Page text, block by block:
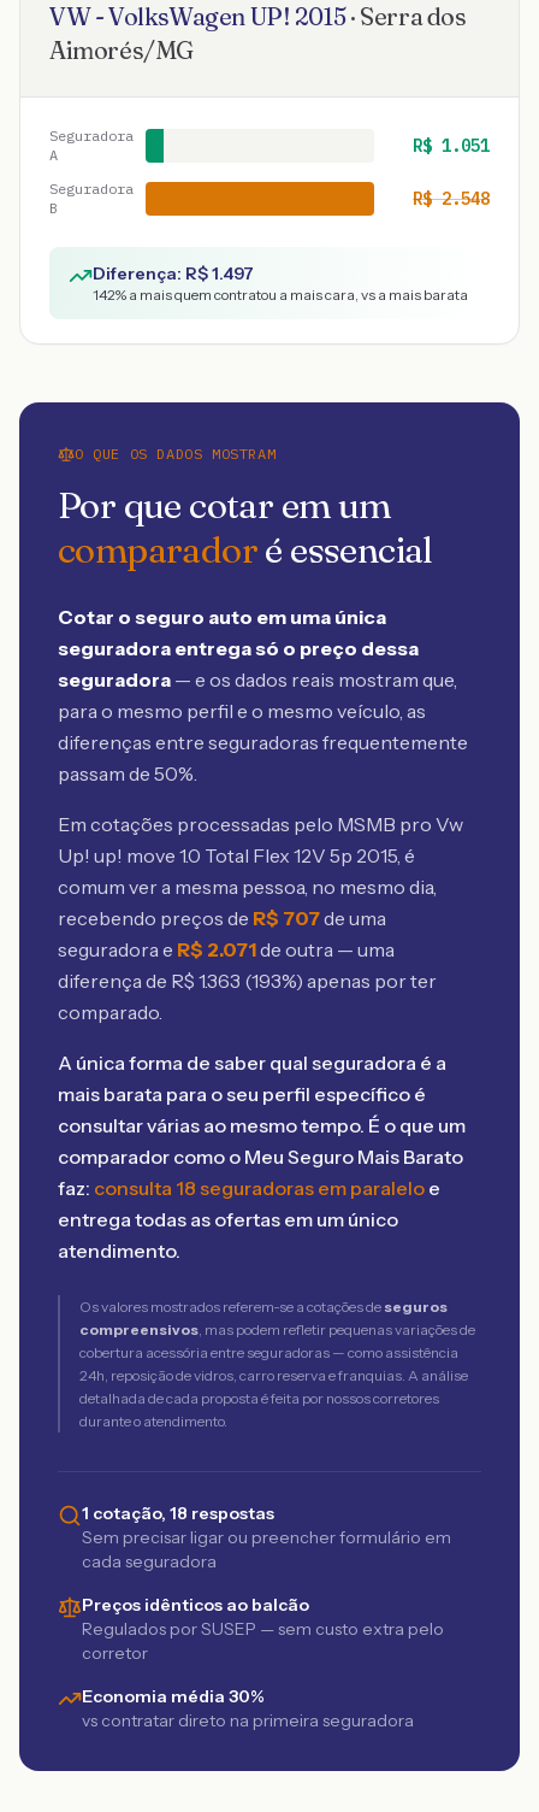
VW - VolksWagenUP! 2015· Serra dos
Aimorés/MG
Seguradora
A
R$ 1.051
Seguradora
B
R$2.548
Diferença: R$1.497
142% a mais quem contratou a mais cara, vs a mais barata
O QUE OS DADOS MOSTRAM
Por que cotar em um
comparadoré essencial
Cotar o seguro auto em uma única
seguradora entrega só o preço dessa
seguradora — e os dados reais mostram que,
para o mesmo perfil e o mesmo veículo, as
diferenças entre seguradoras frequentemente
passam de 50%.
Em cotações processadas pelo MSMB pro Vw
Up! up! move 1.0 Total Flex 12V 5p 2015, é
comum ver a mesma pessoa, no mesmo dia,
recebendo preços de R$ 707de uma
seguradora e R$ 2.071de outra — uma
diferença de R$ 1.363 (193%) apenas por ter
comparado.
A única forma de saber qual seguradora é a
mais barata para o seu perfil específico é
consultar várias ao mesmo tempo. É o que um
comparador como o Meu Seguro Mais Barato
faz: consulta 18 seguradoras em paralelo e
entrega todas as ofertas em um único
atendimento.
Os valores mostrados referem-se a cotações de seguros
compreensivos, mas podem refletir pequenas variações de
cobertura acessória entre seguradoras — como assistência
24h, reposição de vidros, carro reserva e franquias. A análise
detalhada de cada proposta é feita por nossos corretores
durante o atendimento.
1 cotação, 18 respostas
Sem precisar ligar ou preencher formulário em
cada seguradora
Preços idênticos ao balcão
Regulados por SUSEP — sem custo extra pelo
corretor
Economia média 30%
vs contratar direto na primeira seguradora